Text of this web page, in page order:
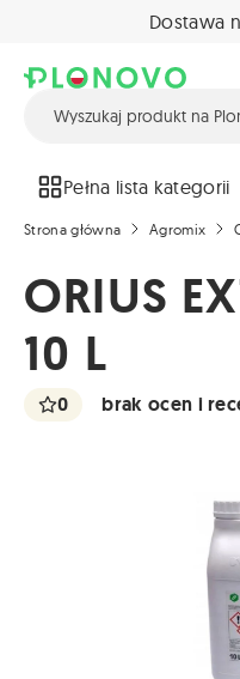
Dostawa
Pełna lista kategorii
Strona główna Agromix
ORIUS
10 L
0 brak ocen i